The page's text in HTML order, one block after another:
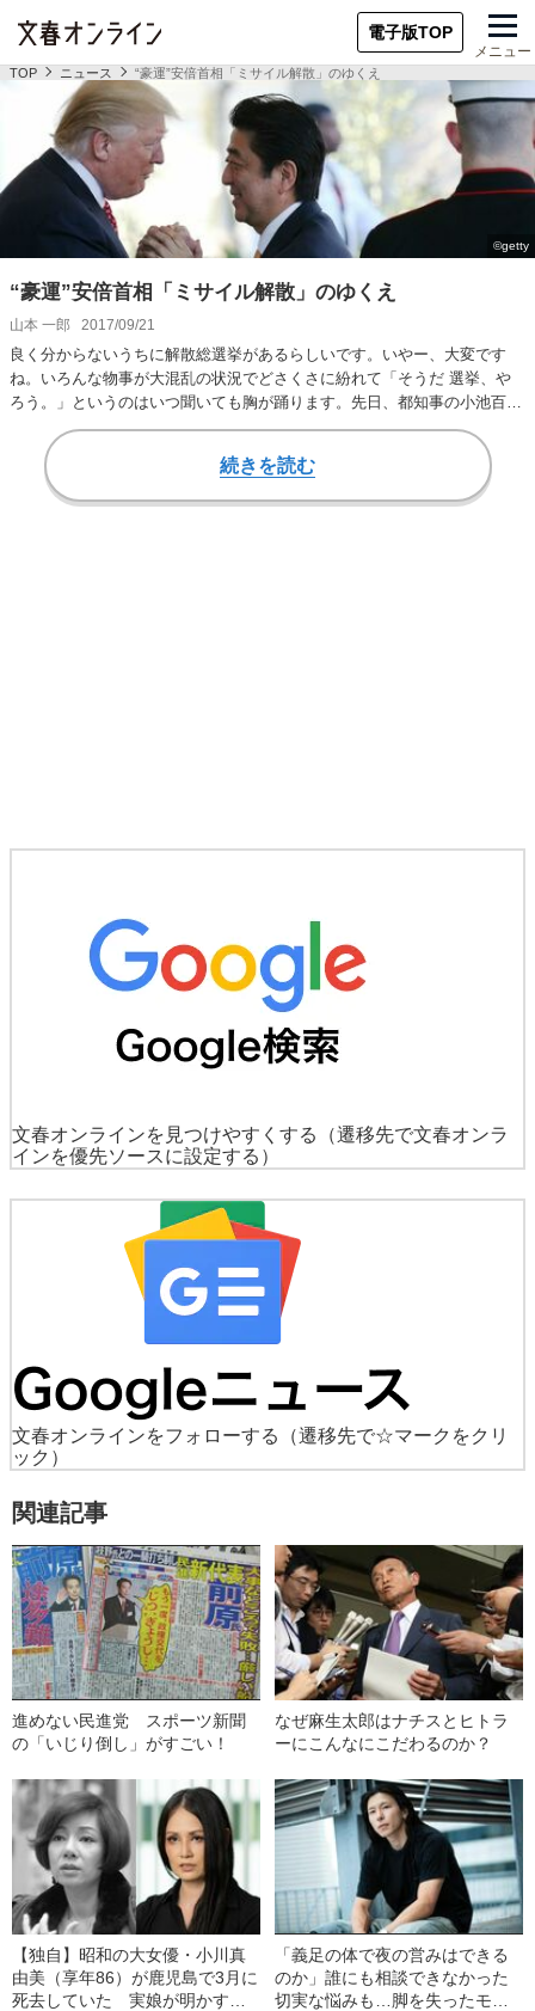
電子版TOP
メニュー
TOP ニュース “豪運”安倍首相「ミサイル解散」のゆくえ
“豪運”安倍首相「ミサイル解散」のゆくえ
山本 一郎 2017/09/21
良く分からないうちに解散総選挙があるらしいです。いやー、大変です
ね。いろんな物事が大混乱の状況でどさくさに紛れて「そうだ 選挙、や
ろう。」というのはいつ聞いても胸が踊ります。先日、都知事の小池百合
子女史もインタビュ…
続きを読む
文春オンラインを見つけやすくする
（遷移先で文春オンラ
インを優先ソースに設定する）
文春オンラインをフォローする
（遷移先で☆マークをクリ
ック）
関連記事
進めない民進党 スポーツ新聞
の「いじり倒し」がすごい！
なぜ麻生太郎はナチスとヒトラ
ーにこんなにこだわるのか？
【独自】昭和の大女優・小川真
由美（享年86）が鹿児島で3月に
死去していた 実娘が明かす
「義足の体で夜の営みはできる
のか」誰にも相談できなかった
切実な悩みも…脚を失ったモデ